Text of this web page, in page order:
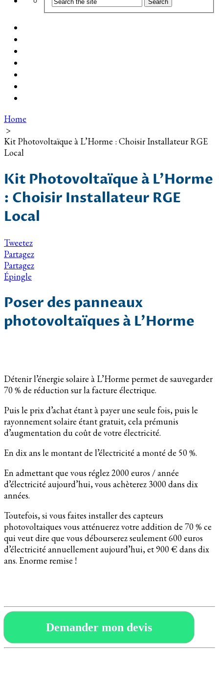
Home
>
Kit Photovoltaïque à L’Horme : Choisir Installateur RGE
Local
Kit Photovoltaïque à L’Horme
: Choisir Installateur RGE
Local
Tweetez
Partagez
Partagez
Épingle
Poser des panneaux
photovoltaïques à L’Horme
Détenir l’énergie solaire à L’Horme permet de sauvegarder
70 % de réduction sur la facture électrique.
Puis le prix d’achat étant à payer une seule fois, puis le
rayonnement solaire étant gratuit, cela prémunis
d’augmentation du coût de votre électricité.
En dix ans le montant de l’électricité a monté de 50 %.
En admettant que vous réglez 2000 euros / année
d’électricité aujourd’hui, vous achèterez 3000 dans dix
années.
Toutefois, si vous faites installer des capteurs
photovoltaiques vous atténuerez votre addition de 70 % ce
qui veut dire que vous débourserez seulement 600 euros
d’électricité annuellement aujourd’hui, et 900 € dans dix
ans. Enorme remise !
Demander mon devis